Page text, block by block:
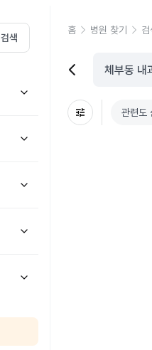
검색
홈 병원 찾기
관련도